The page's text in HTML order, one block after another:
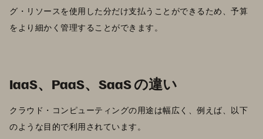
グ・リソースを使用した分だけ支払うことができるため、予算
をより細かく管理することができます。
IaaS、PaaS、SaaS の違い
クラウド・コンピューティングの用途は幅広く、例えば、以下
のような目的で利用されています。